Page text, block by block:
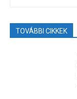
TOVÁBBI CIKKEK